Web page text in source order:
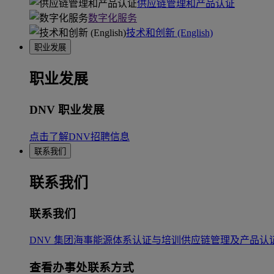
供应链管理和产品认证
数字化服务
技术和创新 (English)
职业发展
职业发展
DNV 职业发展
点击了解DNV招聘信息
联系我们
联系我们
联系我们
DNV 集团 海事能源体系认证与培训 供应链管理及产品认
查看办事处联系方式